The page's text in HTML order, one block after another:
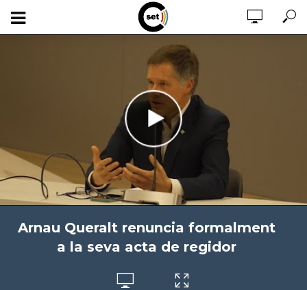
Arnau Queralt renuncia formalment
a la seva acta de regidor